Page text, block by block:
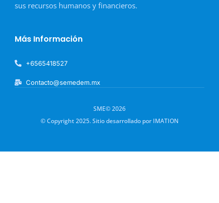
sus recursos humanos y financieros.
Más Información
+6565418527
Contacto@semedem.mx
SME© 2026
© Copyright 2025. Sitio desarrollado por IMATION